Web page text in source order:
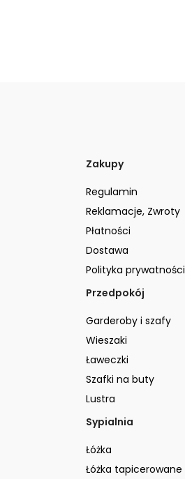
Zakupy
Regulamin
Reklamacje, Zwroty
Płatności
Dostawa
Polityka prywatności
Przedpokój
Garderoby i szafy
Wieszaki
Ławeczki
Szafki na buty
Lustra
Sypialnia
Łóżka
Łóżka tapicerowane